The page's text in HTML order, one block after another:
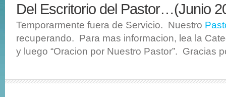
Del Escritorio del Pastor…(Junio
Temporarmente fuera de Servicio. Nuestro
recuperando. Para mas informacion, lea la
y luego “Oracion por Nuestro Pastor”. Gracias